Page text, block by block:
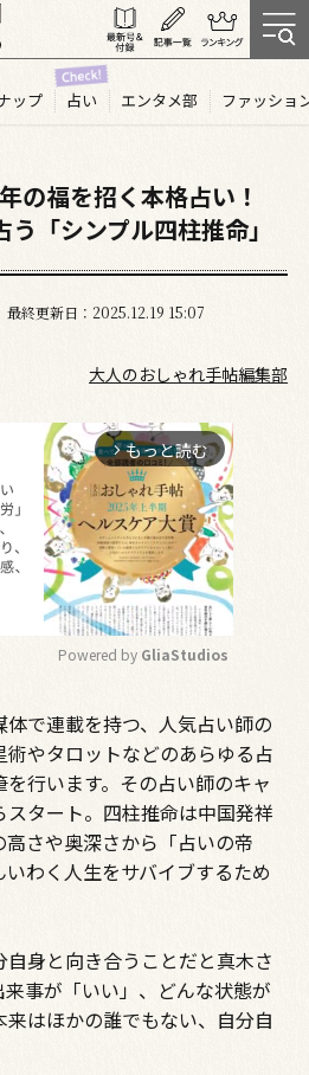
ップ 占い エンタメ部 ファッショ
の福を招く本格占い！
「シンプル四柱推命」
最終更新日 2025.12.19 15:07
大人のおしゃれ手帖編集部
arrow_forward_ios もっと読む
t
Powered by GliaStudios
で連載を持つ、人気占い師の
やタロットなどのあらゆる占
行います。その占い師のキャ
スタート。四柱推命は中国発祥
さや奥深さから「占いの帝
わく人生をサバイブするため
身と向き合うことだと真木さ
事が「いい」、どんな状態が
来はほかの誰でもない、自分自